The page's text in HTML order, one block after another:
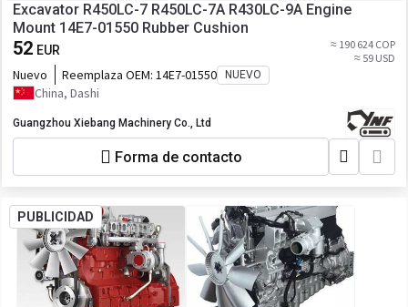
Excavator R450LC-7 R450LC-7A R430LC-9A Engine
Mount 14E7-01550 Rubber Cushion
52 EUR
≈ 190 624 COP
≈ 59 USD
Nuevo Reemplaza OEM: 14E7-01550 NUEVO
China, Dashi
Guangzhou Xiebang Machinery Co., Ltd
Forma de contacto
PUBLICIDAD